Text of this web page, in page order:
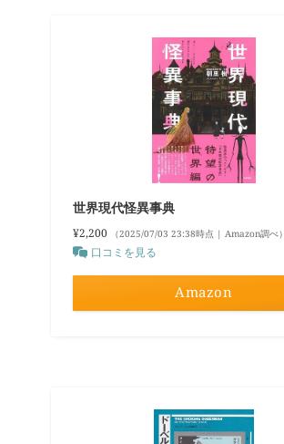
世界現代怪異事典
¥2,200 （2025/07/03 23:38時点 | Amazon調べ）
口コミを見る
Amazon